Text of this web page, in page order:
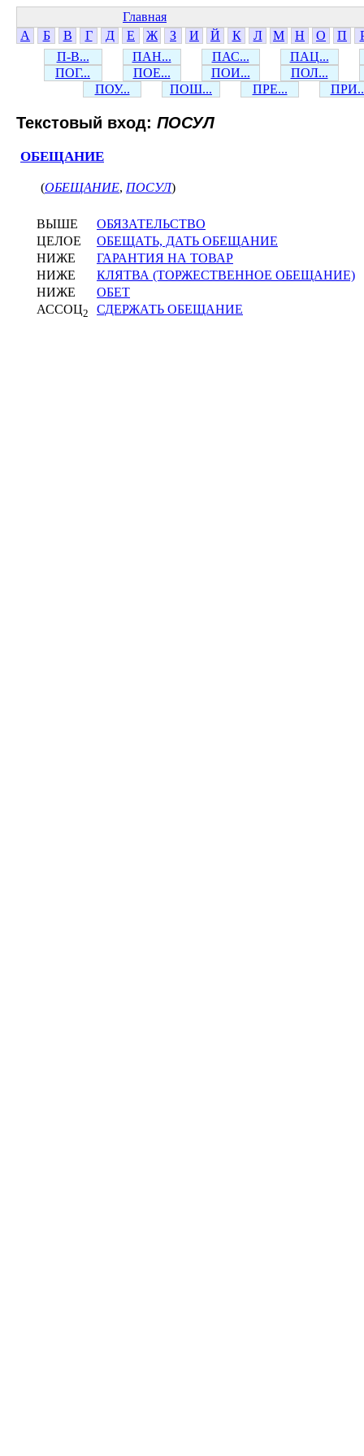
Главная
А
Б В Г Д Е Ж З И Й К Л М Н О П
П-В...
ПАН... ПАС...
ПАЦ...
ПОГ...
ПОЕ... ПОИ...
ПОЛ...
ПОУ...
ПОШ... ПРЕ...
Текстовый вход: ПОСУЛ
ОБЕЩАНИЕ
(ОБЕЩАНИЕ, ПОСУЛ)
ВЫШЕ
ОБЯЗАТЕЛЬСТВО
ЦЕЛОЕ
ОБЕЩАТЬ, ДАТЬ ОБЕЩАНИЕ
НИЖЕ
ГАРАНТИЯ НА ТОВАР
НИЖЕ
КЛЯТВА (ТОРЖЕСТВЕННОЕ ОБЕЩАНИЕ)
НИЖЕ
ОБЕТ
АССОЦ2 СДЕРЖАТЬ ОБЕЩАНИЕ